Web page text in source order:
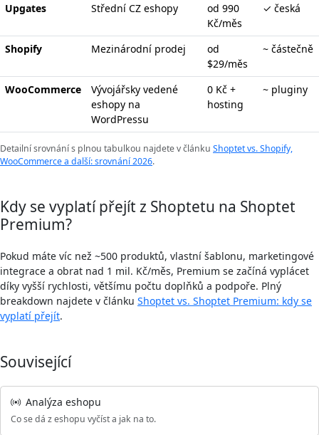
Upgates Střední CZ eshopy
od 990
Kč/měs
✓ česká
Shopify Mezinárodní prodej
od
$29/měs
~ částečně
WooCommerce
Vývojářsky vedené
eshopy na
WordPressu
0 Kč +
hosting
~ pluginy
Detailní srovnání s plnou tabulkou najdete v článku Shoptet vs. Shopify,
WooCommerce a další: srovnání 2026.
Kdy se vyplatí přejít z Shoptetu na Shoptet
Premium?
Pokud máte víc než ~500 produktů, vlastní šablonu, marketingové
integrace a obrat nad 1 mil. Kč/měs, Premium se začíná vyplácet
díky vyšší rychlosti, většímu počtu doplňků a podpoře. Plný
breakdown najdete v článku Shoptet vs. Shoptet Premium: kdy se
vyplatí přejít.
Související
Analýza eshopu
Co se dá z eshopu vyčíst a jak na to.